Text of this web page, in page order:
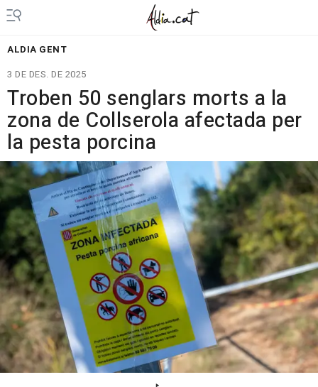
ALDIA GENT
3 DE DES. DE 2025
Troben 50 senglars morts a la
zona de Collserola afectada per
la pesta porcina